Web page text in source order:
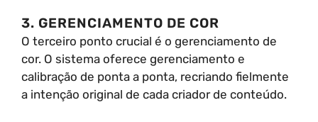
3. GERENCIAMENTO DE COR
O terceiro ponto crucial é o gerenciamento de
cor. O sistema oferece gerenciamento e
calibração de ponta a ponta, recriando fielmente
a intenção original de cada criador de conteúdo.